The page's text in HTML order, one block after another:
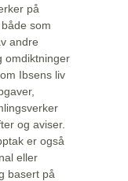
på
som
andre
omdiktninger
Ibsens liv
og aviser.
er også
eller
basert på